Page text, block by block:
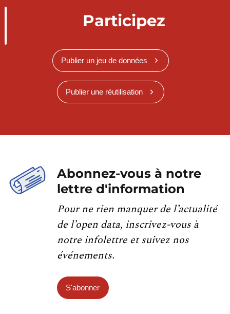
Participez
Publier un jeu de données
Publier une réutilisation
Abonnez-vous à notre
lettre d'information
Pour ne rien manquer de l’actualité
de l’open data, inscrivez-vous à
notre infolettre et suivez nos
événements.
S'abonner